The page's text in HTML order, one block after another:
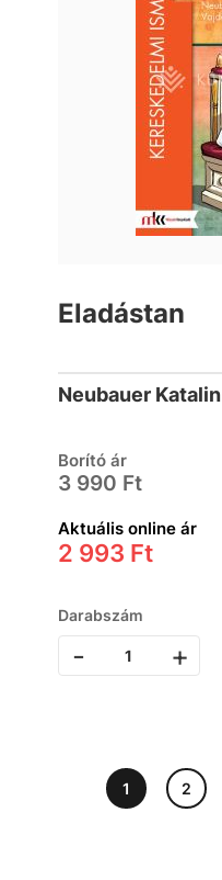
Eladástan
Neubauer Katalin
Borító ár
3 990 Ft
Aktuális online ár
2 993 Ft
Darabszám
- +
1 2